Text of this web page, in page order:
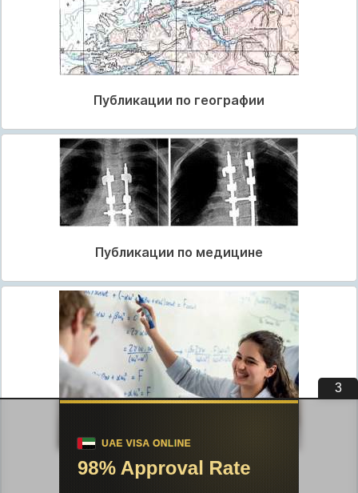
Публикации по географии
Публикации по медицине
Публикации по педагогике
2